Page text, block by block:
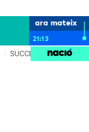
ara mateix
21:13
SUCCESSOS AGENDA